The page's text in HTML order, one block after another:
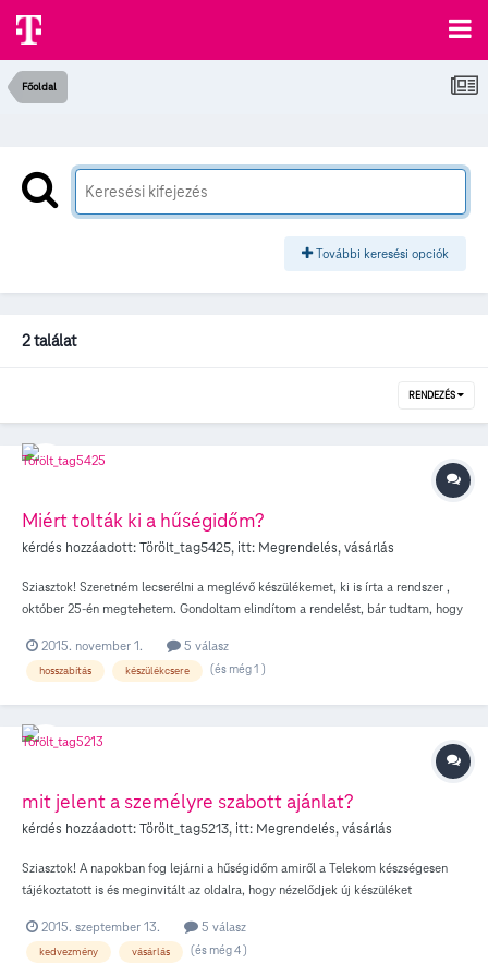
Főoldal
További keresési opciók
2 találat
RENDEZÉS
Miért tolták ki a hűségidőm?
kérdés hozzáadott:Törölt_tag5425, itt: Megrendelés, vásárlás
Sziasztok! Szeretném lecserélni a meglévő készülékemet, ki is írta a rendszer ,
október 25-én megtehetem. Gondoltam elindítom a rendelést, bár tudtam, hogy
milyen feltételekkel tudom lecserélni, bár kedden tudom kiegyenlíteni a
számlámat...m ma már decemberre tolta ki a hűségidőt! miért?
2015. november 1. 5 válasz
hosszabítás készülékcsere (és még 1 )
mit jelent a személyre szabott ajánlat?
kérdés hozzáadott:Törölt_tag5213, itt: Megrendelés, vásárlás
Sziasztok! A napokban fog lejárni a hűségidőm amiről a Telekom készségesen
tájékoztatott is és meginvitált az oldalra, hogy nézelődjek új készüléket
előfizetést, DE érdekelne, hogy miben nyilvánul meg a "személyre szabott
ajánlat", illetve miben különbözik az ezen címszó alatt felajánlott készülék ára a
2015. szeptember 13. 5 válasz
kedvezmény vásárlás (és még 4 )